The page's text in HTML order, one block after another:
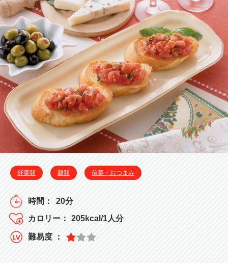
野菜類 穀類 前菜・おつまみ
20分
205kcal/1人分